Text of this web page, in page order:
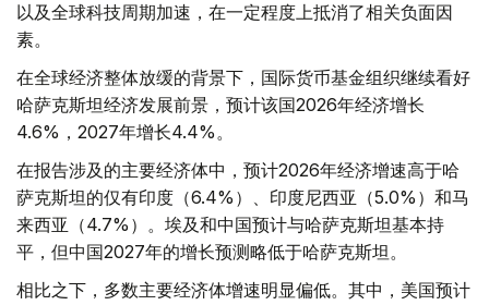
以及全球科技周期加速，在一定程度上抵消了相关负面因
素。
在全球经济整体放缓的背景下，国际货币基金组织继续看好
哈萨克斯坦经济发展前景，预计该国2026年经济增长
4.6%，2027年增长4.4%。
在报告涉及的主要经济体中，预计2026年经济增速高于哈
萨克斯坦的仅有印度（6.4%）、印度尼西亚（5.0%）和马
来西亚（4.7%）。埃及和中国预计与哈萨克斯坦基本持
平，但中国2027年的增长预测略低于哈萨克斯坦。
相比之下，多数主要经济体增速明显偏低。其中，美国预计